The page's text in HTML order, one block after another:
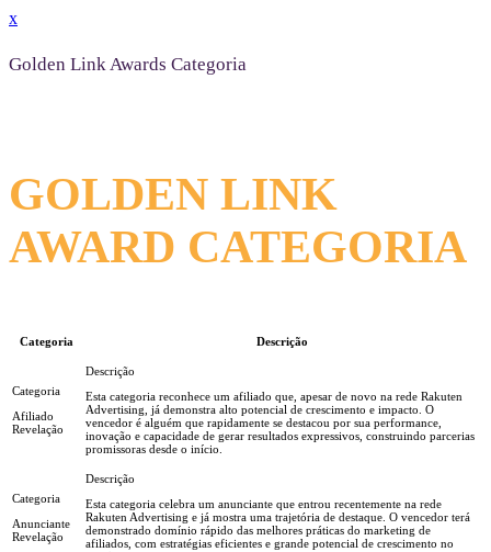
x
Golden Link Awards Categoria
GOLDEN LINK
AWARD CATEGORIA
Categoria Descrição
Afiliado
Revelação
Esta categoria reconhece um afiliado que, apesar de novo na rede Rakuten
Advertising, já demonstra alto potencial de crescimento e impacto. O
vencedor é alguém que rapidamente se destacou por sua performance,
inovação e capacidade de gerar resultados expressivos, construindo parcerias
promissoras desde o início.
Anunciante
Revelação
Esta categoria celebra um anunciante que entrou recentemente na rede
Rakuten Advertising e já mostra uma trajetória de destaque. O vencedor terá
demonstrado domínio rápido das melhores práticas do marketing de
afiliados, com estratégias eficientes e grande potencial de crescimento no